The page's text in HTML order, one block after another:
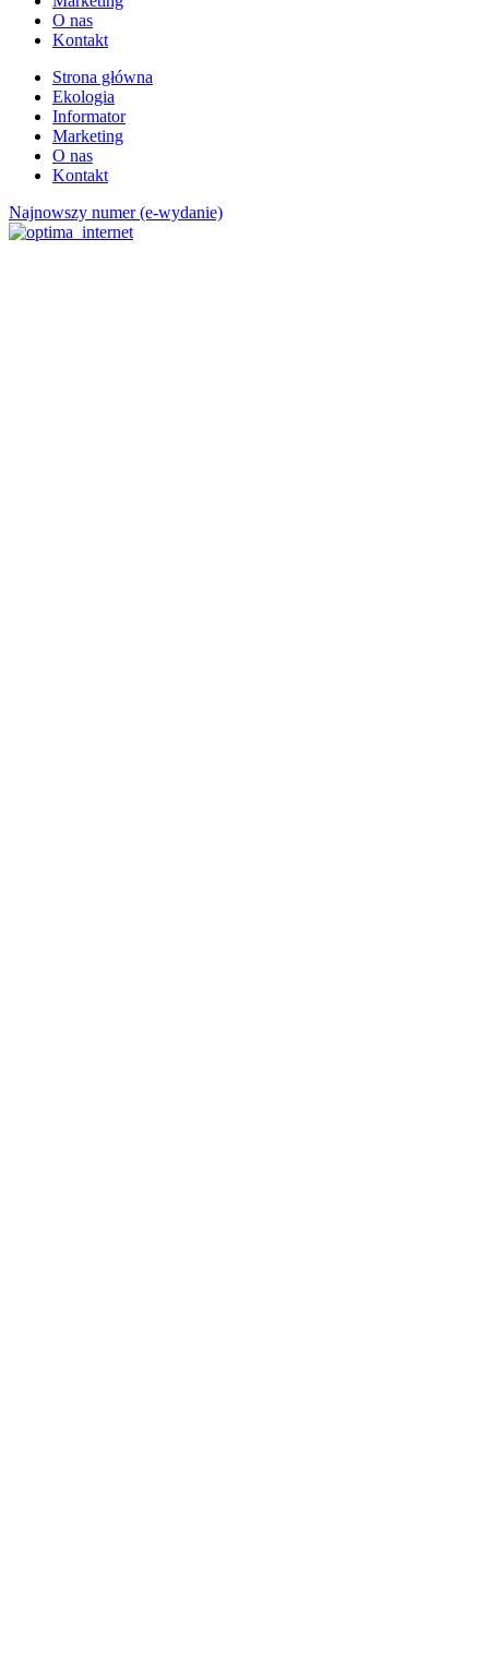
O nas
Kontakt
Strona główna
Ekologia
Informator
Marketing
O nas
Kontakt
Najnowszy numer (e-wydanie)